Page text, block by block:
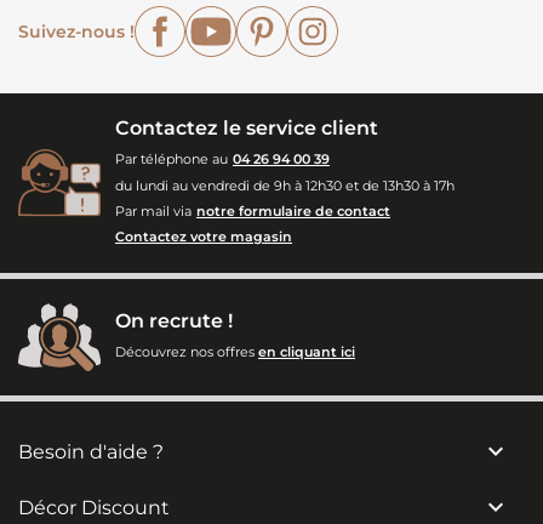
Suivez-nous !
FacebookYouTubePinterest
Contactez le service client
Par téléphone au 04 26 94 00 39
du lundi au vendredi de 9h à 12h30 et de 13h30 à 17h
Par mail via notre formulaire de contact
Contactez votre magasin
On recrute !
Découvrez nos offres en cliquant ici
Besoin d'aide ? 
Décor Discount 